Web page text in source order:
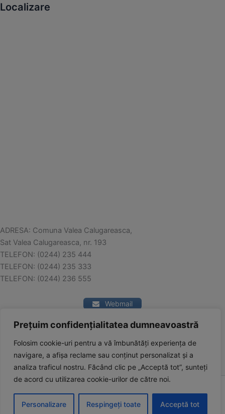
Prețuim confidențialitatea dumneavoastră
Folosim cookie-uri pentru a vă îmbunătăți experiența de
navigare, a afișa reclame sau conținut personalizat și a
analiza traficul nostru. Făcând clic pe „Acceptă tot”, sunteți
de acord cu utilizarea cookie-urilor de către noi.
Personalizare Respingeți toate Acceptă tot
Localizare
ADRESA: Comuna Valea Calugareasca,
Sat Valea Calugareasca, nr. 193
TELEFON: (0244) 235 444
TELEFON: (0244) 235 333
TELEFON: (0244) 236 555
Webmail
Contact
Copyright © 2026 Comuna Valea Călugărească | Powered by
Astra WordPress Theme